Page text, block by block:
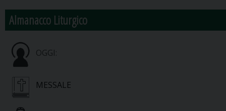
Almanacco Liturgico
OGGI:
MESSALE